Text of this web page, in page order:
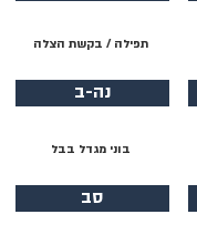
תפילה / בקשת הצלה
נה-ב
בוני מגדל בבל
סב